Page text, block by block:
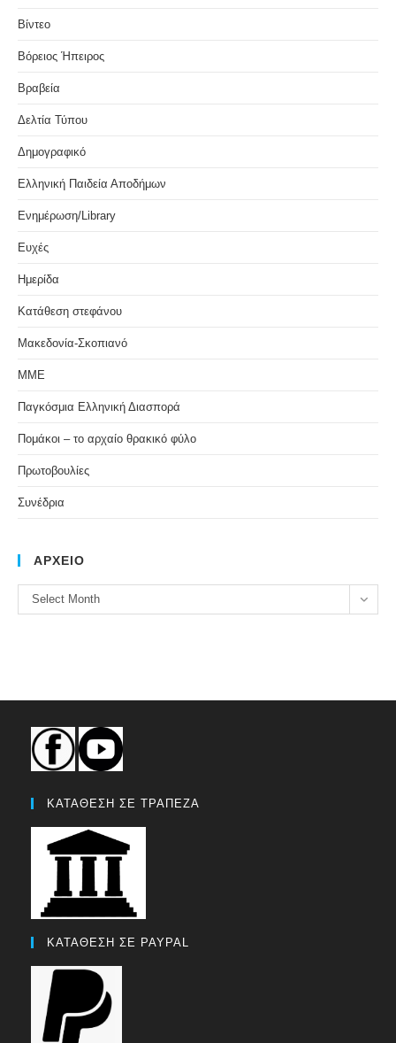
Βίντεο
Βόρειος Ήπειρος
Βραβεία
Δελτία Τύπου
Δημογραφικό
Ελληνική Παιδεία Αποδήμων
Ενημέρωση/Library
Ευχές
Ημερίδα
Κατάθεση στεφάνου
Μακεδονία-Σκοπιανό
ΜΜΕ
Παγκόσμια Ελληνική Διασπορά
Πομάκοι – το αρχαίο θρακικό φύλο
Πρωτοβουλίες
Συνέδρια
ΑΡΧΕΙΟ
ΑΡΧΕΙΟ
Select Month
ΚΑΤΑΘΕΣΗ ΣΕ ΤΡΑΠΕΖΑ
ΚΑΤΑΘΕΣΗ ΣΕ PAYPAL